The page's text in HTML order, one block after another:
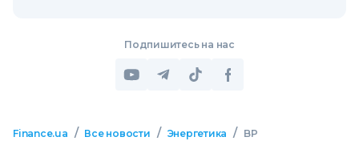
Подпишитесь на нас
Finance.ua / Все новости / Энергетика /
BP